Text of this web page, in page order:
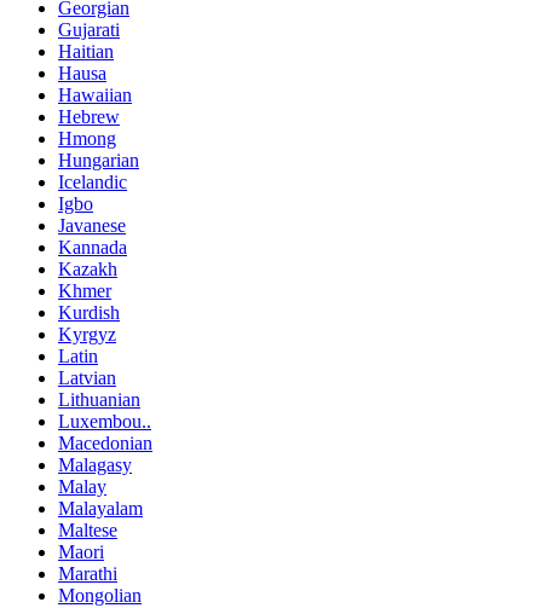
Georgian
Gujarati
Haitian
Hausa
Hawaiian
Hebrew
Hmong
Hungarian
Icelandic
Igbo
Javanese
Kannada
Kazakh
Khmer
Kurdish
Kyrgyz
Latin
Latvian
Lithuanian
Luxembou..
Macedonian
Malagasy
Malay
Malayalam
Maltese
Maori
Marathi
Mongolian